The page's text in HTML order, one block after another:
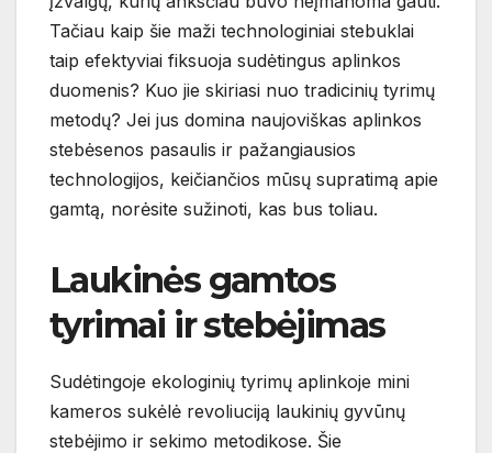
Tačiau kaip šie maži technologiniai stebuklai
taip efektyviai fiksuoja sudėtingus aplinkos
duomenis? Kuo jie skiriasi nuo tradicinių tyrimų
metodų? Jei jus domina naujoviškas aplinkos
stebėsenos pasaulis ir pažangiausios
technologijos, keičiančios mūsų supratimą apie
gamtą, norėsite sužinoti, kas bus toliau.
Laukinės gamtos
tyrimai ir stebėjimas
Sudėtingoje ekologinių tyrimų aplinkoje mini
kameros sukėlė revoliuciją laukinių gyvūnų
stebėjimo ir sekimo metodikose. Šie